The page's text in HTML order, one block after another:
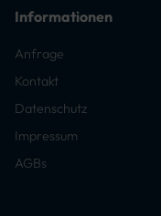
Informationen
Anfrage
Kontakt
Datenschutz
Impressum
AGBs